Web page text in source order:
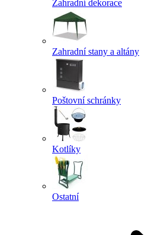
Zahradní dekorace
Zahradní stany a altány
Poštovní schránky
Kotlíky
Ostatní